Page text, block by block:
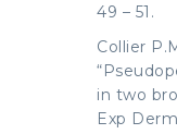
49 – 51.
Collier
in two
Exp